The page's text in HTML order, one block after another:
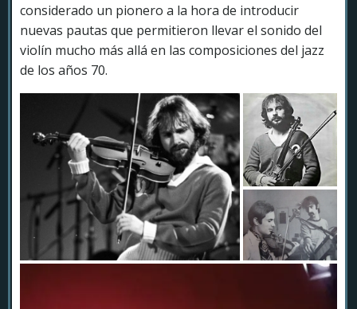
considerado un pionero a la hora de introducir
nuevas pautas que permitieron llevar el sonido del
violín mucho más allá en las composiciones del jazz
de los años 70.